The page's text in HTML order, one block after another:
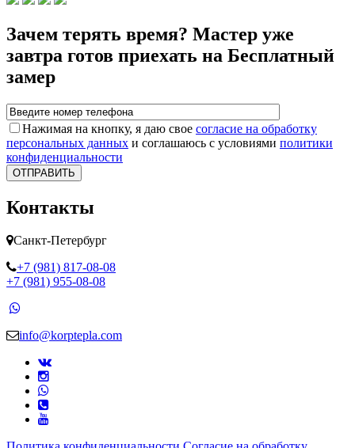
Зачем терять время? Мастер уже
завтра готов приехать на Бесплатный
замер
Нажимая на кнопку, я даю свое согласие на обработку
персональных данных и соглашаюсь с условиями политики
конфиденциальности
ОТПРАВИТЬ
Контакты
Санкт-Петербург
+7 (981) 817-08-08
+7 (981) 955-08-08
info@korptepla.com